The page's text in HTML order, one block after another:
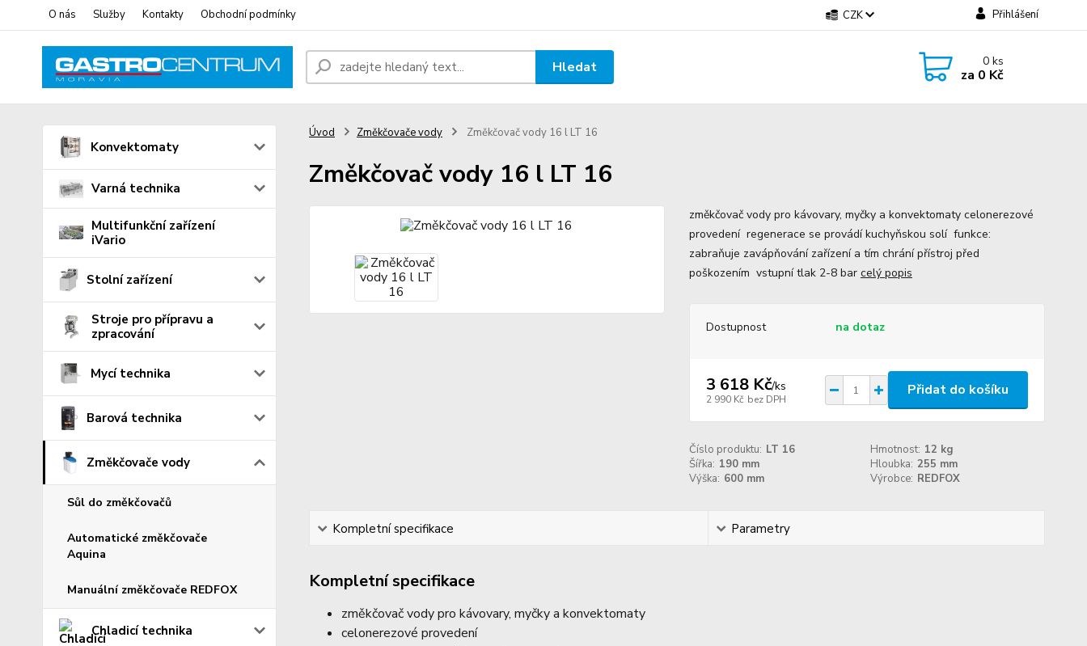
O nás Služby Kontakty Obchodní podmínky CZK Přihlášení
Hledat 0ks
za 0 Kč
Konvektomaty
Varná technika
Multifunkční zařízení
iVario
Stolní zařízení
Stroje pro přípravu a
zpracování
Mycí technika
Barová technika
Změkčovače vody
Sůl do změkčovačů
Automatické změkčovače
Aquina
Manuální změkčovače REDFOX
Chladicí technika
Úvod Změkčovače vody Změkčovač vody 16 l LT 16
Změkčovač vody 16 l LT 16
změkčovač vody pro kávovary, myčky a konvektomaty celonerezové
provedení regenerace se provádí kuchyňskou solí funkce:
zabraňuje zavápňování zařízení a tím chrání přístroj před
poškozením vstupní tlak 2-8 bar celý popis
Dostupnost na dotaz
3 618 Kč/ks
2 990 Kč bez DPH
Přidat do košíku
Číslo produktu: LT 16 Hmotnost: 12 kg
Šířka: 190 mm Hloubka: 255 mm
Výška: 600 mm Výrobce: REDFOX
Kompletní specifikace Parametry
Kompletní specifikace
změkčovač vody pro kávovary, myčky a konvektomaty
celonerezové provedení